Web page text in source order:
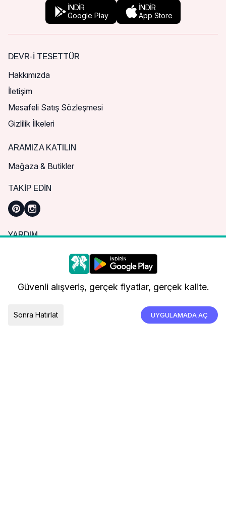
İNDİR
Google Play
İNDİR
App Store
DEVR-I TESETTÜR
Hakkımızda
İletişim
Mesafeli Satış Sözleşmesi
Gizlilik İlkeleri
ARAMIZA KATILIN
Mağaza & Butikler
TAKIP EDIN
YARDIM
Sık Sorulan Sorular
Nasıl Sipariş Verebilirim?
Kargo ve Teslimat
Daha iyi bir alışveriş deneyimi için çerezleri
kullanıyoruz.
Güvenli alışveriş, gerçek fiyatlar, gerçek kalite.
Sonra Hatırlat UYGULAMADA AÇ